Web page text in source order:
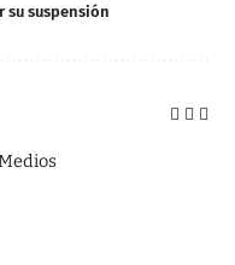
su suspensión